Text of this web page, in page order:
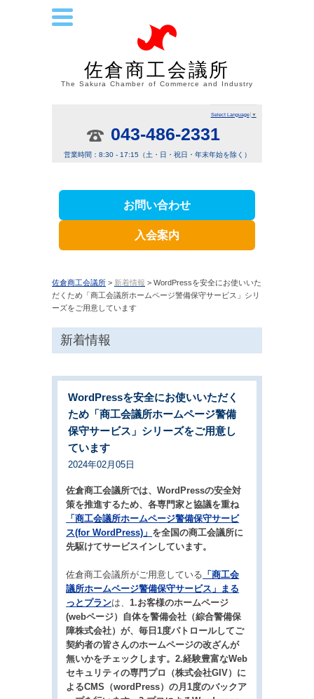
佐倉商工会議所
The Sakura Chamber of Commerce and Industry
Select Language ▼
043-486-2331
営業時間：8:30 - 17:15（土・日・祝日・年末年始を除く）
お問い合わせ
入会案内
佐倉商工会議所 > 新着情報 > WordPressを安全にお使いいた
だくため「商工会議所ホームページ警備保守サービス」シリ
ーズをご用意しています
新着情報
WordPressを安全にお使いいただく
ため「商工会議所ホームページ警備
保守サービス」シリーズをご用意し
ています
2024年02月05日
佐倉商工会議所では、WordPressの安全対
策を推進するため、各専門家と協議を重ね
「商工会議所ホームページ警備保守サービ
ス(for WordPress)」 を全国の商工会議所に
先駆けてサービスインしています。
佐倉商工会議所がご用意している 「商工会
議所ホームページ警備保守サービス」まる
っとプランは、1.お客様のホームページ
(webページ）自体を警備会社（綜合警備保
障株式会社）が、毎日1度パトロールしてご
契約者の皆さんのホームページの改ざんが
無いかをチェックします。2.経験豊富なWeb
セキュリティの専門プロ（株式会社GIV）に
よるCMS（wordPress）の月1度のバックア